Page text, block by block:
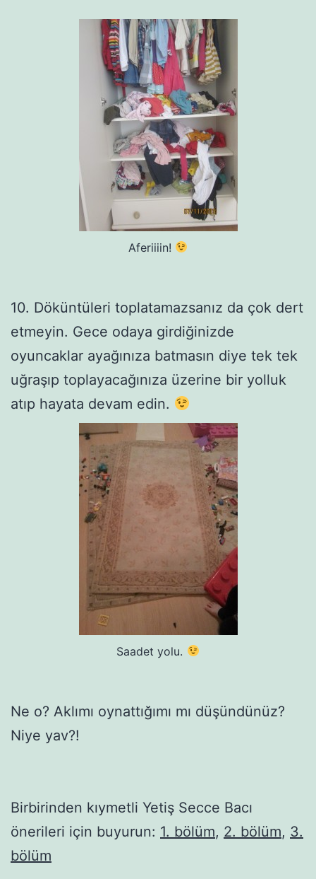
Aferiiiin!
10. Döküntüleri toplatamazsanız da çok dert
etmeyin. Gece odaya girdiğinizde
oyuncaklar ayağınıza batmasın diye tek tek
uğraşıp toplayacağınıza üzerine bir yolluk
atıp hayata devam edin.
Saadet yolu.
Ne o? Aklımı oynattığımı mı düşündünüz?
Niye yav?!
Birbirinden kıymetli Yetiş Secce Bacı
önerileri için buyurun: 1. bölüm, 2. bölüm, 3.
bölüm